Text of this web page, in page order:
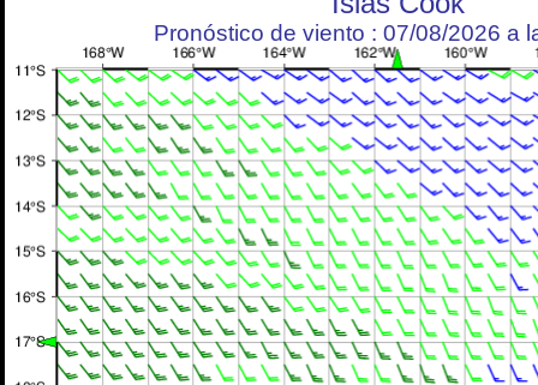
Pronóstico de viento : 07/08/2026 a